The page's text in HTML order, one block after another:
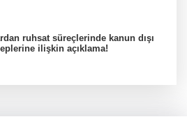
ruhsat süreçlerinde kanun dışı
ilişkin açıklama!